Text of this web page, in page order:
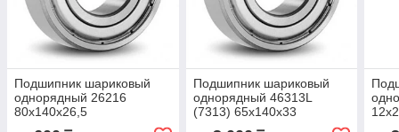
Подшипник шариковый
однорядный 26216
80x140x26,5
Подшипник шариковый
однорядный 46313L
(7313) 65x140x33